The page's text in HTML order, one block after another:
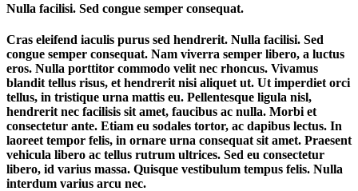
Nulla facilisi. Sed congue semper consequat.
Cras eleifend iaculis purus sed hendrerit. Nulla facilisi. Sed
congue semper consequat. Nam viverra semper libero, a luctus
eros. Nulla porttitor commodo velit nec rhoncus. Vivamus
blandit tellus risus, et hendrerit nisi aliquet ut. Ut imperdiet orci
tellus, in tristique urna mattis eu. Pellentesque ligula nisl,
hendrerit nec facilisis sit amet, faucibus ac nulla. Morbi et
consectetur ante. Etiam eu sodales tortor, ac dapibus lectus. In
laoreet tempor felis, in ornare urna consequat sit amet. Praesent
vehicula libero ac tellus rutrum ultrices. Sed eu consectetur
libero, id varius massa. Quisque vestibulum tempus felis. Nulla
interdum varius arcu nec.